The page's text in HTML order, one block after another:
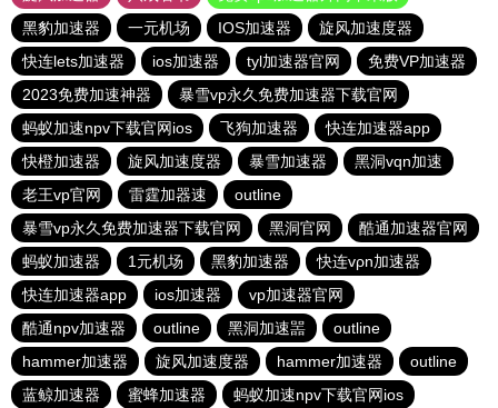
黑豹加速器
一元机场 IOS加速器
旋风加速度器
快连lets加速器
ios加速器 tyl加速器官网
免费VP加速器
2023免费加速神器
暴雪vp永久免费加速器下载官网
蚂蚁加速npv下载官网ios
飞狗加速器
快连加速器app
快橙加速器
旋风加速度器 暴雪加速器
黑洞vqn加速
老王vp官网
雷霆加器速
outline
暴雪vp永久免费加速器下载官网
黑洞官网
酷通加速器官网
蚂蚁加速器
1元机场 黑豹加速器
快连vρn加速器
快连加速器app
ios加速器
vp加速器官网
酷通npv加速器
outline 黑洞加速噐
outline
hammer加速器
旋风加速度器 hammer加速器
outline
蓝鲸加速器
蜜蜂加速器 蚂蚁加速npv下载官网ios